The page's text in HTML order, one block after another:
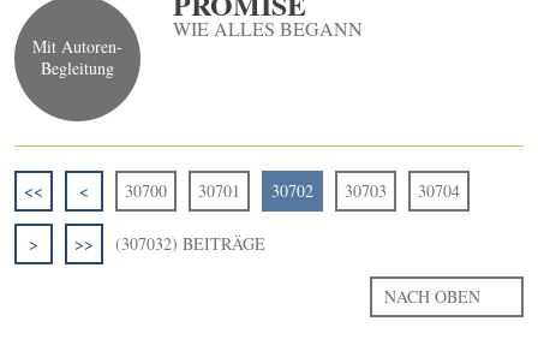
Mit Autoren-
Begleitung
WIE ALLES BEGANN
<< < 30700 30701 30702 30703 30704
> >> (307032) BEITRÄGE
NACH OBEN